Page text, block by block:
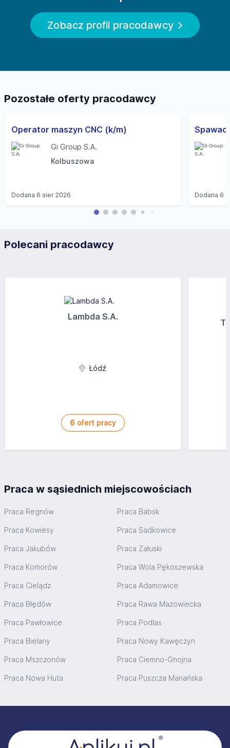
Zobacz profil pracodawcy
Pozostałe oferty pracodawcy
Operator maszyn CNC (k/m)
Gi Group S.A.
Kolbuszowa
Dodana 6 sier 2026 Dodana 6
Polecani pracodawcy
Lambda S.A.
Łódź
6 ofert pracy
Praca w sąsiednich miejscowościach
Praca Regnów Praca Babsk
Praca Kowiesy Praca Sadkowice
Praca Jakubów Praca Załuski
Praca Komorów Praca Wola Pękoszewska
Praca Cielądz Praca Adamowice
Praca Błędów Praca Rawa Mazowiecka
Praca Pawłowice Praca Podlas
Praca Bielany Praca Nowy Kawęczyn
Praca Mszczonów Praca Ciemno-Gnojna
Praca Nowa Huta Praca Puszcza Mariańska